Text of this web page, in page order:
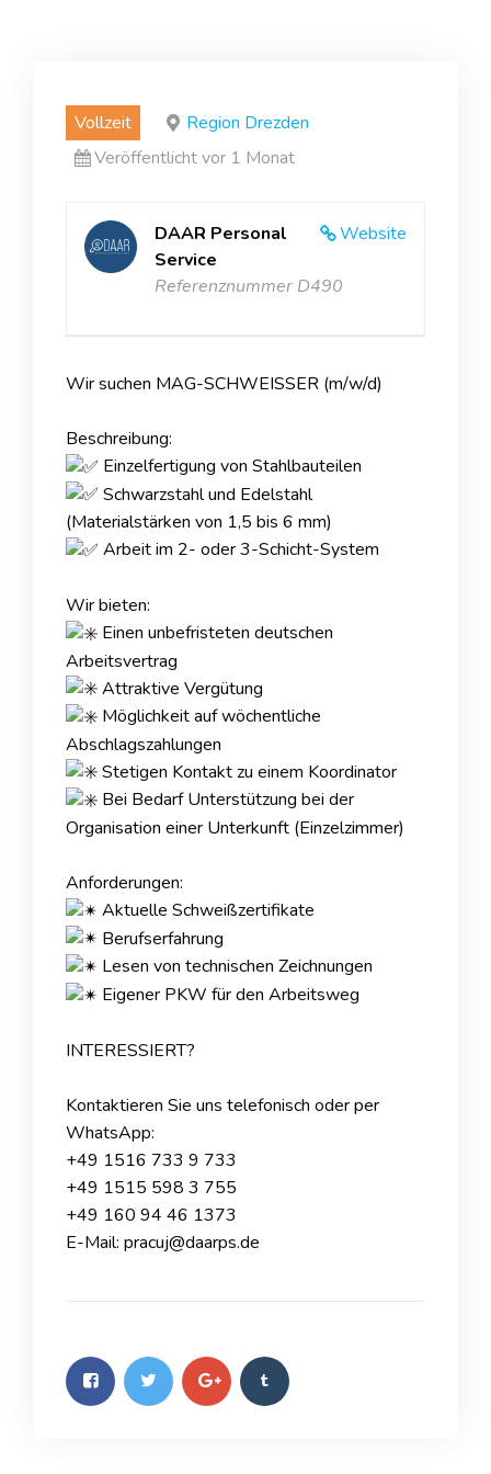
Vollzeit
Region Drezden
Veröffentlicht vor 1 Monat
Website
DAAR Personal
Service
Referenznummer D490
Wir suchen MAG-SCHWEISSER (m/w/d)
Beschreibung:
Einzelfertigung von Stahlbauteilen
Schwarzstahl und Edelstahl
(Materialstärken von 1,5 bis 6 mm)
Arbeit im 2- oder 3-Schicht-System
Wir bieten:
Einen unbefristeten deutschen
Arbeitsvertrag
Attraktive Vergütung
Möglichkeit auf wöchentliche
Abschlagszahlungen
Stetigen Kontakt zu einem Koordinator
Bei Bedarf Unterstützung bei der
Organisation einer Unterkunft (Einzelzimmer)
Anforderungen:
Aktuelle Schweißzertifikate
Berufserfahrung
Lesen von technischen Zeichnungen
Eigener PKW für den Arbeitsweg
INTERESSIERT?
Kontaktieren Sie uns telefonisch oder per
WhatsApp:
+49 1516 733 9 733
+49 1515 598 3 755
+49 160 94 46 1373
E-Mail: pracuj@daarps.de